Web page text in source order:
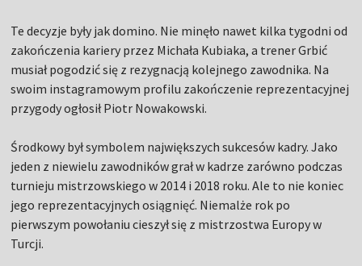
Te decyzje były jak domino. Nie minęło nawet kilka tygodni od
zakończenia kariery przez Michała Kubiaka, a trener Grbić
musiał pogodzić się z rezygnacją kolejnego zawodnika. Na
swoim instagramowym profilu zakończenie reprezentacyjnej
przygody ogłosił Piotr Nowakowski.
Środkowy był symbolem największych sukcesów kadry. Jako
jeden z niewielu zawodników grał w kadrze zarówno podczas
turnieju mistrzowskiego w 2014 i 2018 roku. Ale to nie koniec
jego reprezentacyjnych osiągnięć. Niemalże rok po
pierwszym powołaniu cieszył się z mistrzostwa Europy w
Turcji.